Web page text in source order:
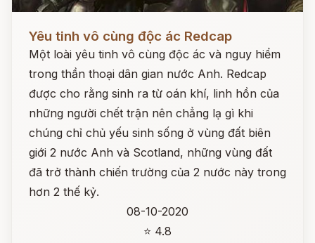
Yêu tinh vô cùng độc ác Redcap
Một loài yêu tinh vô cùng độc ác và nguy hiểm
trong thần thoại dân gian nước Anh. Redcap
được cho rằng sinh ra từ oán khí, linh hồn của
những người chết trận nên chẳng lạ gì khi
chúng chỉ chủ yếu sinh sống ở vùng đất biên
giới 2 nước Anh và Scotland, những vùng đất
đã trở thành chiến trường của 2 nước này trong
hơn 2 thế kỷ.
08-10-2020
⭐ 4.8